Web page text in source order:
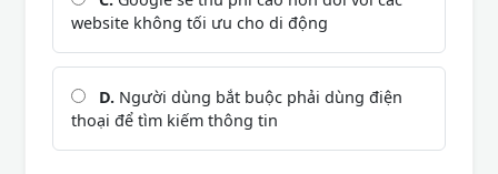
website không tối ưu cho di động
D. Người dùng bắt buộc phải dùng điện
thoại để tìm kiếm thông tin